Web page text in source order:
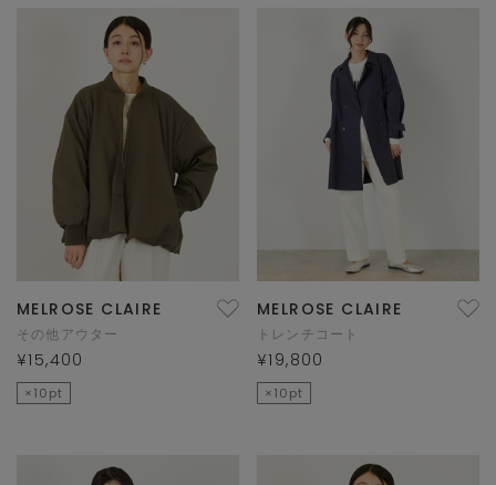
MELROSE CLAIRE
その他アウター
¥15,400
×10pt
MELROSE CLAIRE
トレンチコート
¥19,800
×10pt